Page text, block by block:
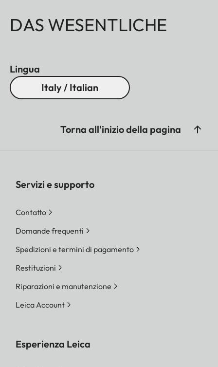
DAS WESENTLICHE
Lingua
Italy / Italian
Torna all'inizio della pagina
Servizi e supporto
Contatto
Domande frequenti
Spedizioni e termini di pagamento
Restituzioni
Riparazioni e manutenzione
Leica Account
Esperienza Leica